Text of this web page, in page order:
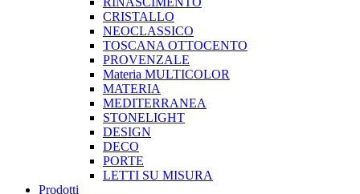
CRISTALLO
NEOCLASSICO
TOSCANA OTTOCENTO
PROVENZALE
Materia MULTICOLOR
MATERIA
MEDITERRANEA
STONELIGHT
DESIGN
DECO
PORTE
LETTI SU MISURA
Prodotti